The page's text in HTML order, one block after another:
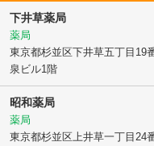
下井草薬局
薬局
東京都杉並区下井草五丁目19
泉ビル1階
昭和薬局
薬局
東京都杉並区 上井草一丁目24